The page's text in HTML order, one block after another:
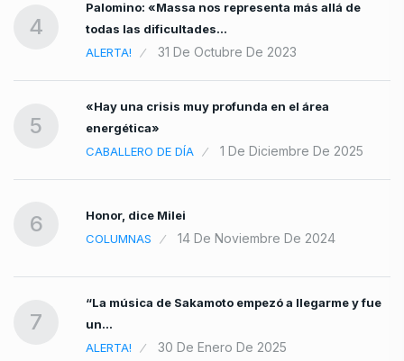
4
Palomino: «Massa nos representa más allá de
todas las dificultades…
ALERTA!
31 De Octubre De 2023
5
«Hay una crisis muy profunda en el área
energética»
CABALLERO DE DÍA
1 De Diciembre De 2025
6
Honor, dice Milei
COLUMNAS
14 De Noviembre De 2024
7
“La música de Sakamoto empezó a llegarme y fue
un…
ALERTA!
30 De Enero De 2025